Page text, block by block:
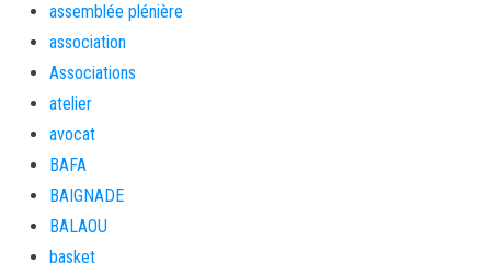
assemblée plénière
association
Associations
atelier
avocat
BAFA
BAIGNADE
BALAOU
basket